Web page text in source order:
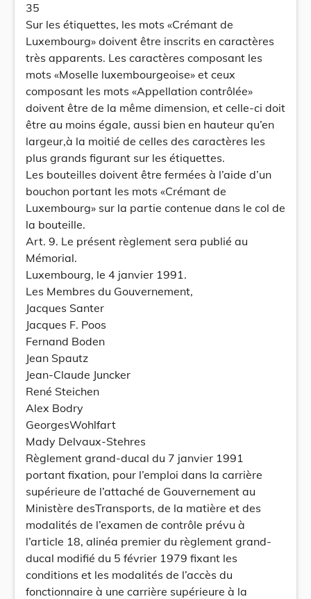
35
Sur les étiquettes, les mots «Crémant de
Luxembourg» doivent être inscrits en caractères
très apparents. Les caractères composant les
mots «Moselle luxembourgeoise» et ceux
composant les mots «Appellation contrôlée»
doivent être de la même dimension, et celle-ci doit
être au moins égale, aussi bien en hauteur qu’en
largeur,à la moitié de celles des caractères les
plus grands figurant sur les étiquettes.
Les bouteilles doivent être fermées à l’aide d’un
bouchon portant les mots «Crémant de
Luxembourg» sur la partie contenue dans le col de
la bouteille.
Art. 9. Le présent règlement sera publié au
Mémorial.
Luxembourg, le 4 janvier 1991.
Les Membres du Gouvernement,
Jacques Santer
Jacques F. Poos
Fernand Boden
Jean Spautz
Jean-Claude Juncker
René Steichen
Alex Bodry
GeorgesWohlfart
Mady Delvaux-Stehres
Règlement grand-ducal du 7 janvier 1991
portant fixation, pour l’emploi dans la carrière
supérieure de l’attaché de Gouvernement au
Ministère desTransports, de la matière et des
modalités de l’examen de contrôle prévu à
l’article 18, alinéa premier du règlement grand-
ducal modifié du 5 février 1979 fixant les
conditions et les modalités de l’accès du
fonctionnaire à une carrière supérieure à la